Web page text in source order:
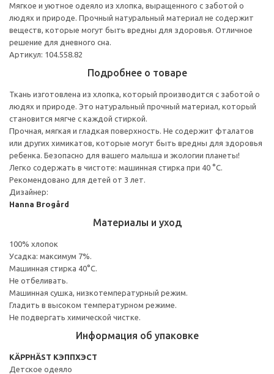
Мягкое и уютное одеяло из хлопка, выращенного с заботой о
людях и природе. Прочный натуральный материал не содержит
веществ, которые могут быть вредны для здоровья. Отличное
решение для дневного сна.
Артикул: 104.558.82
Подробнее о товаре
Ткань изготовлена из хлопка, который производится с заботой о
людях и природе. Это натуральный прочный материал, который
становится мягче с каждой стиркой.
Прочная, мягкая и гладкая поверхность. Не содержит фталатов
или других химикатов, которые могут быть вредны для здоровья
ребенка. Безопасно для вашего малыша и экологии планеты!
Легко содержать в чистоте: машинная стирка при 40 °C.
Рекомендовано для детей от 3 лет.
Дизайнер:
Hanna Brogård
Материалы и уход
100% хлопок
Усадка: максимум 7%.
Машинная стирка 40°С.
Не отбеливать.
Машинная сушка, низкотемпературный режим.
Гладить в высоком температурном режиме.
Не подвергать химической чистке.
Информация об упаковке
KÄPPHÄST КЭППХЭСТ
Детское одеяло